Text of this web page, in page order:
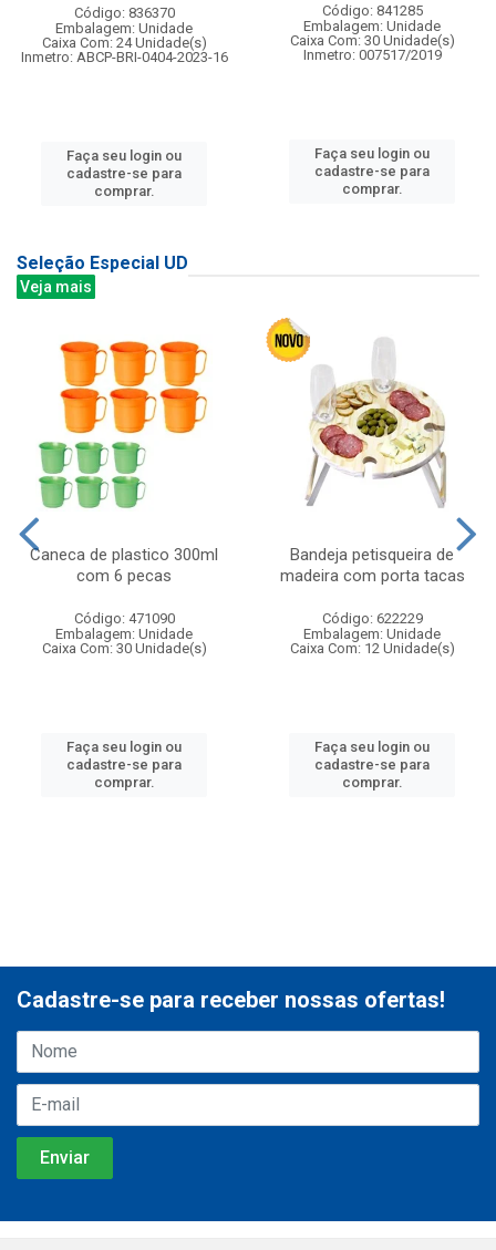
Código: 836370
Embalagem: Unidade
Caixa Com: 24 Unidade(s)
Inmetro: ABCP-BRI-0404-2023-16
Faça seu login ou
cadastre-se para
comprar.
Código: 841285
Embalagem: Unidade
Caixa Com: 30 Unidade(s)
Inmetro: 007517/2019
Faça seu login ou
cadastre-se para
comprar.
Seleção Especial UD
Veja mais
Caneca de plastico 300ml
com 6 pecas
Código: 471090
Embalagem: Unidade
Caixa Com: 30 Unidade(s)
Faça seu login ou
cadastre-se para
comprar.
Bandeja petisqueira de
madeira com porta tacas
Código: 622229
Embalagem: Unidade
Caixa Com: 12 Unidade(s)
Faça seu login ou
cadastre-se para
comprar.
Cadastre-se para receber nossas ofertas!